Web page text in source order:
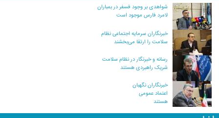
شواهدی بر وجود فسفر در بمباران
لامرد فارس موجود است
خبرنگاران سرمایه اجتماعی نظام
سلامت را ارتقا می‌بخشند
رسانه و خبرنگار در نظام سلامت
شریک راهبردی هستند
خبرنگاران نگهبان
اعتماد عمومی
هستند